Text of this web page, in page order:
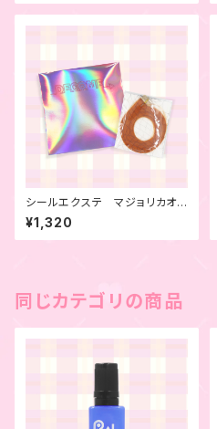
シールエクステ マジョリカオレ
ンジ 4本セット
¥1,320
同じカテゴリの商品